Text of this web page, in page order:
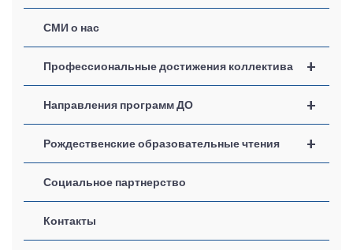
СМИ о нас
+
Профессиональные достижения коллектива
+
Направления программ ДО
+
Рождественские образовательные чтения
Социальное партнерство
Контакты